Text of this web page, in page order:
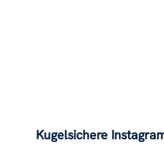
Kugelsichere